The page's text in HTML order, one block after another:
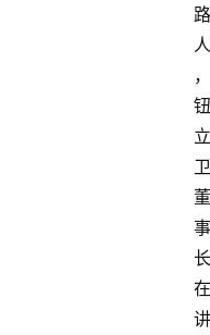
路
人
，
钮
立
卫
董
事
长
在
讲